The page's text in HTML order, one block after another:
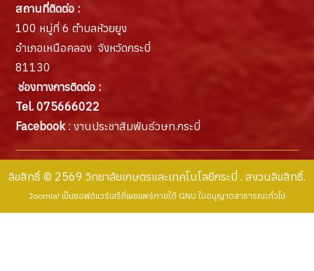
สถานที่ติดต่อ :
100 หมู่ที่ 6 ตำบลห้วยยูง
อำเภอเหนือคลอง จังหวัดกระบี่
81130
ช่องทางการติดต่อ :
Tel. 075666022
Facebook: งานประชาสัมพันธ์วษท.กระบี่
ลิขสิทธิ์ © 2569 วิทยาลัยเกษตรและเทคโนโลยีกระบี่ . สงวนลิขสิทธิ์.
Joomla! เป็นซอฟต์แวร์เสรีที่เผยแพร่ภายใต้ GNU ใบอนุญาตสาธารณะทั่วไป